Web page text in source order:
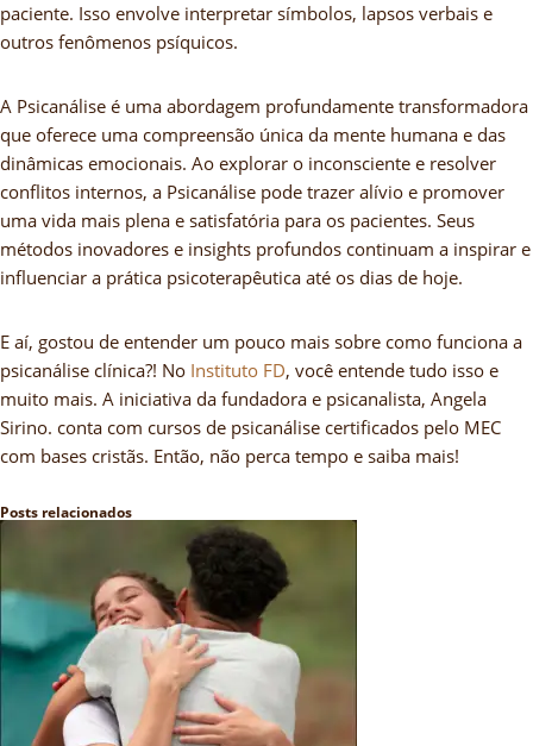
paciente. Isso envolve interpretar símbolos, lapsos verbais e
outros fenômenos psíquicos.
A Psicanálise é uma abordagem profundamente transformadora
que oferece uma compreensão única da mente humana e das
dinâmicas emocionais. Ao explorar o inconsciente e resolver
conflitos internos, a Psicanálise pode trazer alívio e promover
uma vida mais plena e satisfatória para os pacientes. Seus
métodos inovadores e insights profundos continuam a inspirar e
influenciar a prática psicoterapêutica até os dias de hoje.
E aí, gostou de entender um pouco mais sobre como funciona a
psicanálise clínica?! No Instituto FD, você entende tudo isso e
muito mais. A iniciativa da fundadora e psicanalista, Angela
Sirino. conta com cursos de psicanálise certificados pelo MEC
com bases cristãs. Então, não perca tempo e saiba mais!
Posts relacionados